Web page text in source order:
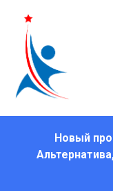
Новый